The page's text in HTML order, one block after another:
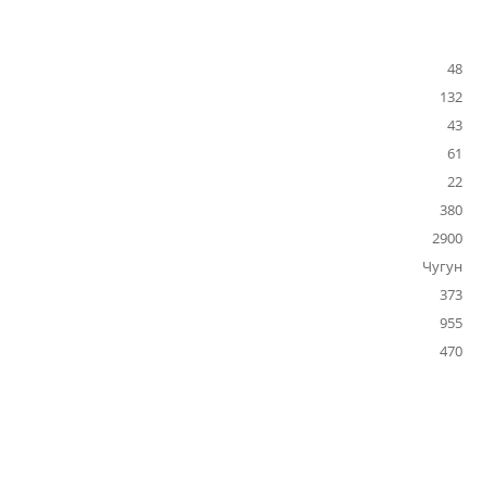
48
132
43
61
22
380
2900
Чугун
373
955
470